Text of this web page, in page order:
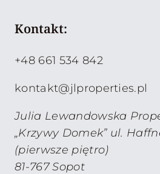
Kontakt:
+48 661 534 842
kontakt@jlproperties.pl
Julia Lewandowska
„Krzywy Domek” ul.
(pierwsze piętro)
81-767 Sopot